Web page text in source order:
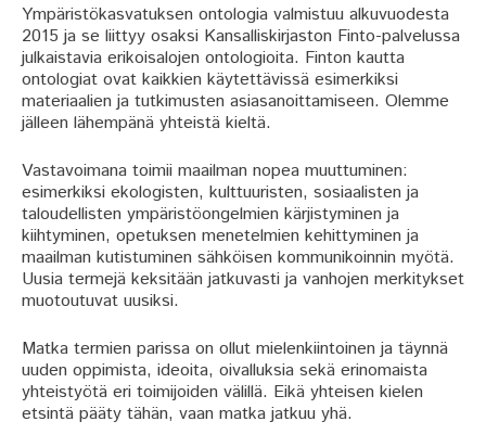
Ympäristökasvatuksen ontologia valmistuu alkuvuodesta
2015 ja se liittyy osaksi Kansalliskirjaston Finto-palvelussa
julkaistavia erikoisalojen ontologioita. Finton kautta
ontologiat ovat kaikkien käytettävissä esimerkiksi
materiaalien ja tutkimusten asiasanoittamiseen. Olemme
jälleen lähempänä yhteistä kieltä.
Vastavoimana toimii maailman nopea muuttuminen:
esimerkiksi ekologisten, kulttuuristen, sosiaalisten ja
taloudellisten ympäristöongelmien kärjistyminen ja
kiihtyminen, opetuksen menetelmien kehittyminen ja
maailman kutistuminen sähköisen kommunikoinnin myötä.
Uusia termejä keksitään jatkuvasti ja vanhojen merkitykset
muotoutuvat uusiksi.
Matka termien parissa on ollut mielenkiintoinen ja täynnä
uuden oppimista, ideoita, oivalluksia sekä erinomaista
yhteistyötä eri toimijoiden välillä. Eikä yhteisen kielen
etsintä pääty tähän, vaan matka jatkuu yhä.